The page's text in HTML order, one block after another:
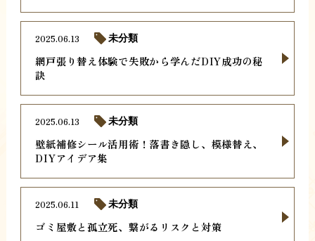
網戸張り替え体験で失敗から学んだDIY成功の秘
訣
2025.06.13 未分類
壁紙補修シール活用術！落書き隠し、模様替え、
DIYアイデア集
2025.06.13 未分類
ゴミ屋敷と孤立死、繋がるリスクと対策
2025.06.11 未分類